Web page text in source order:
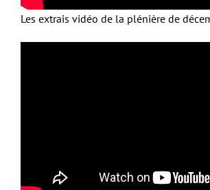
Les extrais vidéo de la plénière de